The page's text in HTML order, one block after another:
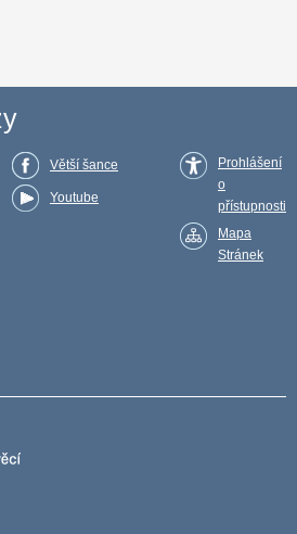
Větší šance
Youtube
Prohlášení
o
přístupnosti
Mapa
Stránek